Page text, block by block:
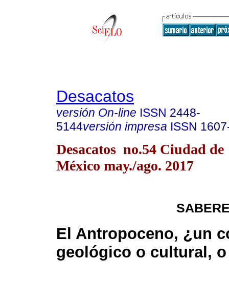
Desacatos
versión On-line ISSN 2448-
5144versión impresa ISSN
Desacatos no.54 Ciudad de
México may./ago. 2017
El Antropoceno, ¿un
geológico o cultural,